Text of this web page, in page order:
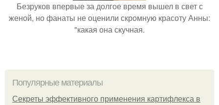
Безруков впервые за долгое время вышел в свет с
женой, но фанаты не оценили скромную красоту Анны:
"какая она скучная.
Популярные материалы
Секреты эффективного применения картифлекса в